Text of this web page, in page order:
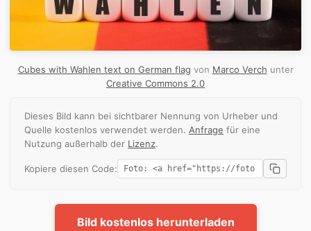
Cubes with Wahlen text on German flag von Marco Verch unter
Creative Commons 2.0
Dieses Bild kann bei sichtbarer Nennung von Urheber und
Quelle kostenlos verwendet werden. Anfrage für eine
Nutzung außerhalb der Lizenz.
Kopiere diesen Code:
Bild kostenlos herunterladen